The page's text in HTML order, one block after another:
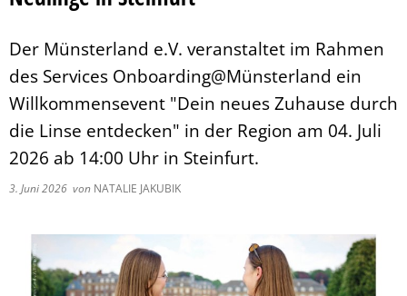
zweieins – Stadtmarketing Velen &
Behindertenbeauftragter
Der Münsterland e.V. veranstaltet im Rahmen
des Services Onboarding@Münsterland ein
Willkommensevent "Dein neues Zuhause durch
die Linse entdecken" in der Region am 04. Juli
2026 ab 14:00 Uhr in Steinfurt.
3. Juni 2026 von NATALIE JAKUBIK